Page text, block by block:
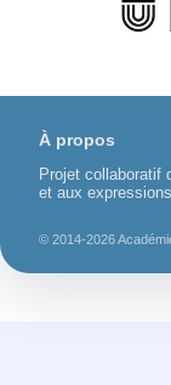
À propos
Projet collaboratif
et aux
© 2014-2026